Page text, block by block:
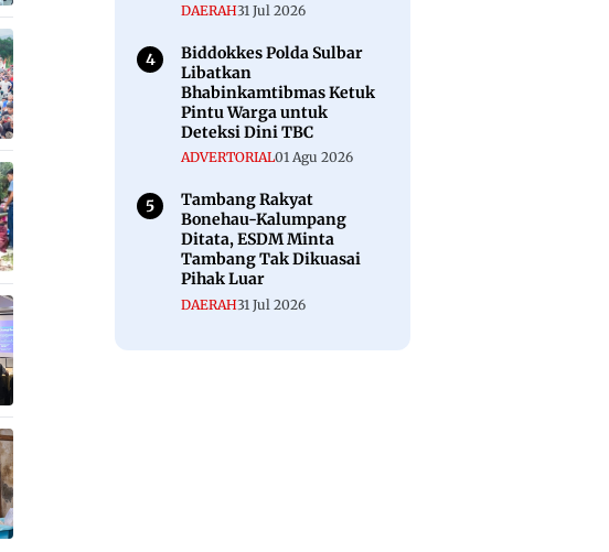
DAERAH31 Jul 2026
Biddokkes Polda Sulbar
Libatkan
Bhabinkamtibmas Ketuk
Pintu Warga untuk
Deteksi Dini TBC
ADVERTORIAL01 Agu 2026
Tambang Rakyat
Bonehau-Kalumpang
Ditata, ESDM Minta
Tambang Tak Dikuasai
Pihak Luar
DAERAH31 Jul 2026